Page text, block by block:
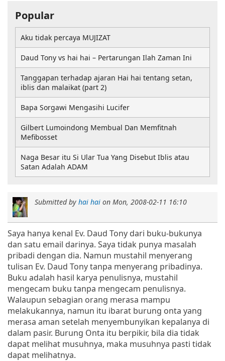
Submitted by hai hai on Mon, 2008-02-11 16:10
Saya hanya kenal Ev. Daud Tony dari buku-bukunya
dan satu email darinya. Saya tidak punya masalah
pribadi dengan dia. Namun mustahil menyerang
tulisan Ev. Daud Tony tanpa menyerang pribadinya.
Buku adalah hasil karya penulisnya, mustahil
mengecam buku tanpa mengecam penulisnya.
Walaupun sebagian orang merasa mampu
melakukannya, namun itu ibarat burung onta yang
merasa aman setelah menyembunyikan kepalanya di
dalam pasir. Burung Onta itu berpikir, bila dia tidak
dapat melihat musuhnya, maka musuhnya pasti tidak
dapat melihatnya.
Popular
Aku tidak percaya MUJIZAT
Daud Tony vs hai hai – Pertarungan Ilah Zaman Ini
Tanggapan terhadap ajaran Hai hai tentang setan,
iblis dan malaikat (part 2)
Bapa Sorgawi Mengasihi Lucifer
Gilbert Lumoindong Membual Dan Memfitnah
Mefibosset
Naga Besar itu Si Ular Tua Yang Disebut Iblis atau
Satan Adalah ADAM